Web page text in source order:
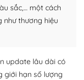
Bạn có thể thỏa
cho mục đích
sắc,… một cách
như thương hiệu
update lâu dài có
giới hạn số lượng